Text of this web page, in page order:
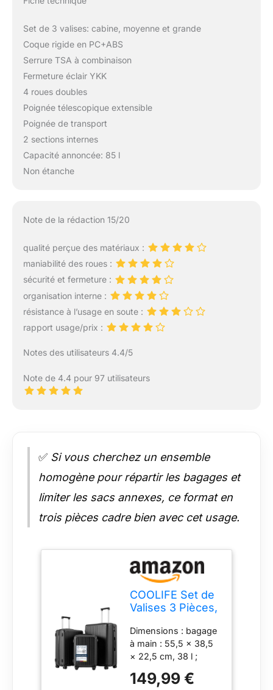
Set de 3 valises: cabine, moyenne et grande
Coque rigide en PC+ABS
Serrure TSA à combinaison
Fermeture éclair YKK
4 roues doubles
Poignée télescopique extensible
Poignée de transport
2 sections internes
Capacité annoncée: 85 l
Non étanche
Note de la rédaction 15/20
qualité perçue des matériaux :
maniabilité des roues :
sécurité et fermeture :
organisation interne :
résistance à l’usage en soute :
rapport usage/prix :
Notes des utilisateurs 4.4/5
Note de 4.4 pour 97 utilisateurs
✅ Si vous cherchez un ensemble
homogène pour répartir les bagages et
limiter les sacs annexes, ce format en
trois pièces cadre bien avec cet usage.
COOLIFE Set de
Valises 3 Pièces,
Moyenne et
Grande Rigides
Dimensions : bagage
à main : 55,5 × 38,5
× 22,5 cm, 38 l ;
65,5 × 44,5 × 25,5
149,99 €